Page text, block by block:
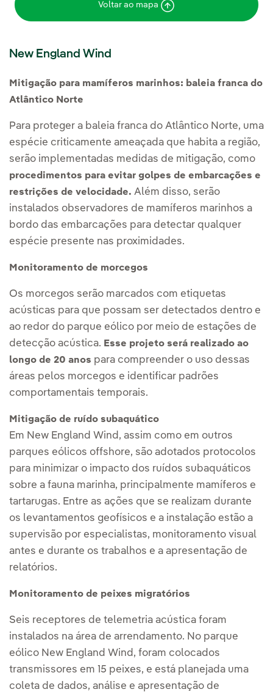
Voltar ao mapa
New England Wind
Mitigação para mamíferos marinhos: baleia franca do
Atlântico Norte
Para proteger a baleia franca do Atlântico Norte, uma
espécie criticamente ameaçada que habita a região,
serão implementadas medidas de mitigação, como
procedimentos para evitar golpes de embarcações e
restrições de velocidade. Além disso, serão
instalados observadores de mamíferos marinhos a
bordo das embarcações para detectar qualquer
espécie presente nas proximidades.
Monitoramento de morcegos
Os morcegos serão marcados com etiquetas
acústicas para que possam ser detectados dentro e
ao redor do parque eólico por meio de estações de
detecção acústica. Esse projeto será realizado ao
longo de 20 anos para compreender o uso dessas
áreas pelos morcegos e identificar padrões
comportamentais temporais.
Mitigação de ruído subaquático
Em New England Wind, assim como em outros
parques eólicos offshore, são adotados protocolos
para minimizar o impacto dos ruídos subaquáticos
sobre a fauna marinha, principalmente mamíferos e
tartarugas. Entre as ações que se realizam durante
os levantamentos geofísicos e a instalação estão a
supervisão por especialistas, monitoramento visual
antes e durante os trabalhos e a apresentação de
relatórios.
Monitoramento de peixes migratórios
Seis receptores de telemetria acústica foram
instalados na área de arrendamento. No parque
eólico New England Wind, foram colocados
transmissores em 15 peixes, e está planejada uma
coleta de dados, análise e apresentação de